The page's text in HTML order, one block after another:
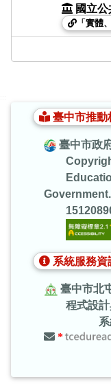
國立
「實體
臺中市推動
臺中市政
Copyright
Education
Government.
系統服務資
臺中市北
程式設計
系統諮
*